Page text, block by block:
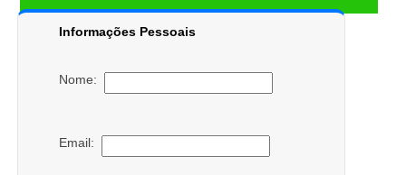
Informações Pessoais
Nome:
Email: